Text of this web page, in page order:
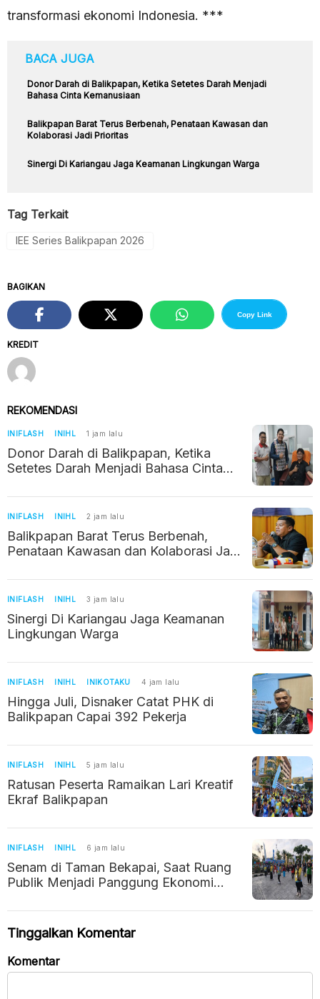
transformasi ekonomi Indonesia. ***
BACA JUGA
Donor Darah di Balikpapan, Ketika Setetes Darah Menjadi
Bahasa Cinta Kemanusiaan
Balikpapan Barat Terus Berbenah, Penataan Kawasan dan
Kolaborasi Jadi Prioritas
Sinergi Di Kariangau Jaga Keamanan Lingkungan Warga
Tag Terkait
IEE Series Balikpapan 2026
KREDIT
BAGIKAN
Copy Link
REKOMENDASI
INIFLASH INIHL 1 jam lalu
Donor Darah di Balikpapan, Ketika
Setetes Darah Menjadi Bahasa Cinta
INIFLASH INIHL 2 jam lalu
Balikpapan Barat Terus Berbenah,
Penataan Kawasan dan Kolaborasi Jadi
INIFLASH INIHL 3 jam lalu
Sinergi Di Kariangau Jaga Keamanan
Lingkungan Warga
INIFLASH INIHL INIKOTAKU 4 jam lalu
Hingga Juli, Disnaker Catat PHK di
Balikpapan Capai 392 Pekerja
INIFLASH INIHL 5 jam lalu
Ratusan Peserta Ramaikan Lari Kreatif
Ekraf Balikpapan
INIFLASH INIHL 6 jam lalu
Senam di Taman Bekapai, Saat Ruang
Publik Menjadi Panggung Ekonomi
Tinggalkan Komentar
Komentar